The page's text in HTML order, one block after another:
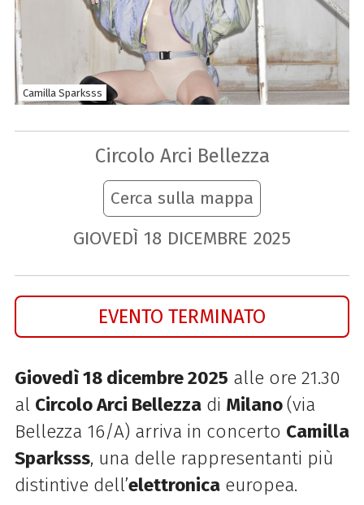
Camilla Sparksss
Circolo Arci Bellezza
Cerca sulla mappa
GIOVEDÌ 18 DICEMBRE 2025
EVENTO TERMINATO
Giovedì 18 dicembre 2025 alle ore 21.30
al Circolo Arci Bellezzadi Milano(via
Bellezza 16/A) arriva in concerto Camilla
Sparksss, una delle rappresentanti più
distintive dell’elettronicaeuropea.